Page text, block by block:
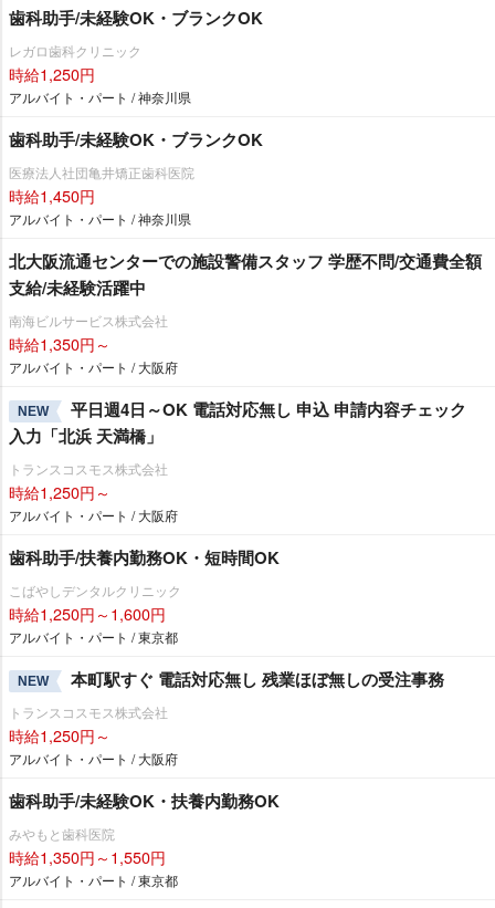
歯科助手/未経験OK・ブランクOK
レガロ歯科クリニック
時給1,250円
アルバイト・パート / 神奈川県
歯科助手/未経験OK・ブランクOK
医療法人社団亀井矯正歯科医院
時給1,450円
アルバイト・パート / 神奈川県
北大阪流通センターでの施設警備スタッフ 学歴不問/交通費全額
支給/未経験活躍中
南海ビルサービス株式会社
時給1,350円～
アルバイト・パート / 大阪府
NEW
平日週4日～OK 電話対応無し 申込 申請内容チェック
入力「北浜 天満橋」
トランスコスモス株式会社
時給1,250円～
アルバイト・パート / 大阪府
歯科助手/扶養内勤務OK・短時間OK
こばやしデンタルクリニック
時給1,250円～1,600円
アルバイト・パート / 東京都
NEW 本町駅すぐ 電話対応無し 残業ほぼ無しの受注事務
トランスコスモス株式会社
時給1,250円～
アルバイト・パート / 大阪府
歯科助手/未経験OK・扶養内勤務OK
みやもと歯科医院
時給1,350円～1,550円
アルバイト・パート / 東京都